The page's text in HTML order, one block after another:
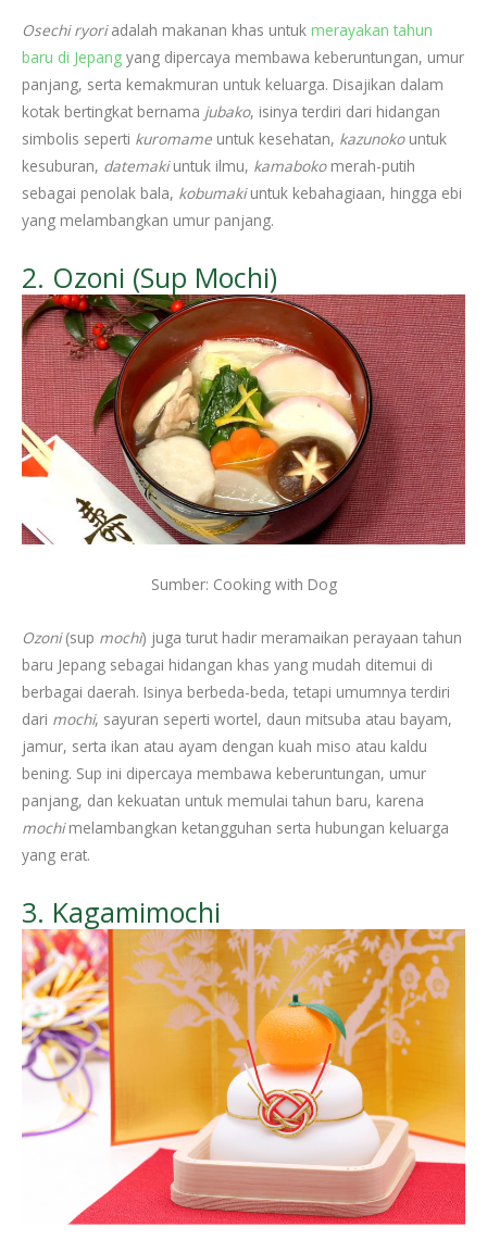
Osechi ryoriadalah makanan khas untuk merayakan tahun
baru di Jepang yang dipercaya membawa keberuntungan, umur
panjang, serta kemakmuran untuk keluarga. Disajikan dalam
kotak bertingkat bernama jubako, isinya terdiri dari hidangan
simbolis seperti kuromame untuk kesehatan, kazunokountuk
kesuburan, datemakiuntuk ilmu, kamabokomerah-putih
sebagai penolak bala, kobumakiuntuk kebahagiaan, hingga ebi
yang melambangkan umur panjang.
2. Ozoni (Sup Mochi)
Sumber: Cooking with Dog
Ozoni(sup mochi) juga turut hadir meramaikan perayaan tahun
baru Jepang sebagai hidangan khas yang mudah ditemui di
berbagai daerah. Isinya berbeda-beda, tetapi umumnya terdiri
dari mochi, sayuran seperti wortel, daun mitsuba atau bayam,
jamur, serta ikan atau ayam dengan kuah miso atau kaldu
bening. Sup ini dipercaya membawa keberuntungan, umur
panjang, dan kekuatan untuk memulai tahun baru, karena
mochimelambangkan ketangguhan serta hubungan keluarga
yang erat.
3. Kagamimochi